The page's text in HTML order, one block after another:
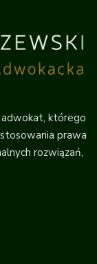
którego
prawa
rozwiązań,